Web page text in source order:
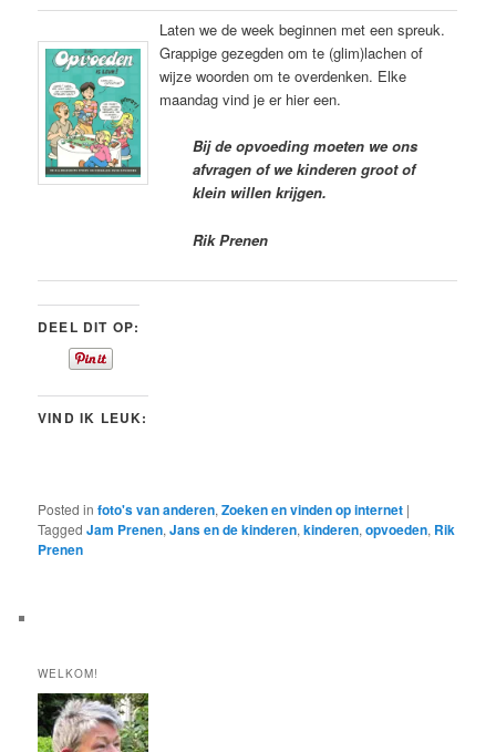
Laten we de week beginnen met een spreuk.
Grappige gezegden om te (glim)lachen of
wijze woorden om te overdenken. Elke
maandag vind je er hier een.
Bij de opvoeding moeten we ons
afvragen of we kinderen groot of
klein willen krijgen.
Rik Prenen
DEEL DIT OP:
VIND IK LEUK:
Posted in foto's van anderen,Zoeken en vinden op internet |
Tagged Jam Prenen,Jans en de kinderen,kinderen,opvoeden, Rik
Prenen
WELKOM!